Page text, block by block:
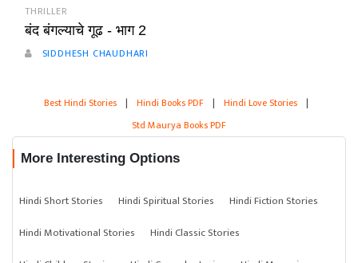
THRILLER
बंद बंगल्याचे गूढ - भाग 2
SIDDHESH CHAUDHARI
Best Hindi Stories | Hindi Books PDF | Hindi Love Stories |
Std Maurya Books PDF
More Interesting Options
Hindi Short Stories Hindi Spiritual Stories
Hindi Fiction Stories
Hindi Motivational Stories
Hindi Classic Stories